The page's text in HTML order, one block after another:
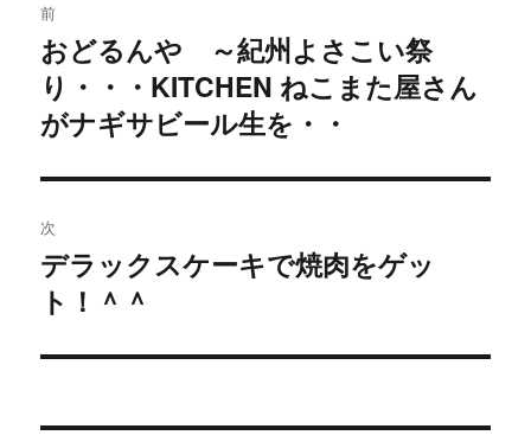
稿
ナ
ビ
ゲ
ー
シ
前
過
去
の
投
稿:
おどるんや ～紀州よさこい祭
り・・・KITCHEN ねこまた屋さん
がナギサビール生を・・
次
次
の
稿:
デラックスケーキで焼肉をゲッ
ト！＾＾